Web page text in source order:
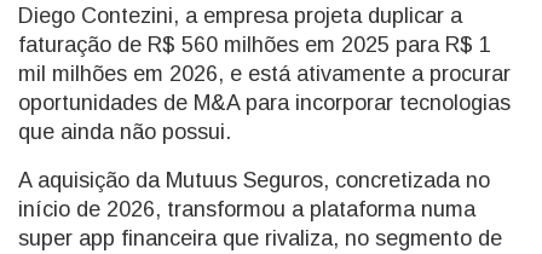
Diego Contezini, a empresa projeta duplicar a
faturação de R$ 560 milhões em 2025 para R$ 1
mil milhões em 2026, e está ativamente a procurar
oportunidades de M&A para incorporar tecnologias
que ainda não possui.
A aquisição da Mutuus Seguros, concretizada no
início de 2026, transformou a plataforma numa
super app financeira que rivaliza, no segmento de